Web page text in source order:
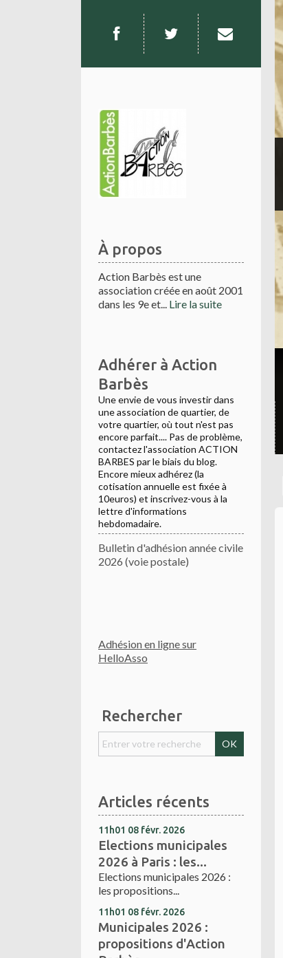
À propos
Action Barbès est une
association créée en août 2001
dans les 9e et... Lire la suite
Adhérer à Action
Barbès
Une envie de vous investir dans
une association de quartier, de
votre quartier, où tout n'est pas
encore parfait.... Pas de problème,
contactez l'association ACTION
BARBES par le biais du blog.
Encore mieux adhérez (la
cotisation annuelle est fixée à
10euros) et inscrivez-vous à la
lettre d'informations
hebdomadaire.
Bulletin d'adhésion année civile
2026 (voie postale)
Adhésion en ligne sur
HelloAsso
Rechercher
Articles récents
11h01 08 févr. 2026
Elections municipales
2026 à Paris : les...
Elections municipales 2026 :
les propositions...
11h01 08 févr. 2026
Municipales 2026 :
propositions d'Action